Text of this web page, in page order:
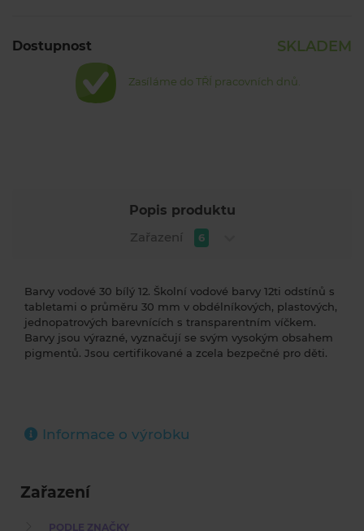
Dostupnost SKLADEM
Zasíláme do TŘÍ pracovních dnů.
Popis produktu
Zařazení
6
Barvy vodové 30 bílý 12. Školní vodové barvy 12ti odstínů s
tabletami o průměru 30 mm v obdélníkových, plastových,
jednopatrových barevnících s transparentním víčkem.
Barvy jsou výrazné, vyznačují se svým vysokým obsahem
pigmentů. Jsou certifikované a zcela bezpečné pro děti.
Informace o výrobku
Zařazení
PODLE ZNAČKY